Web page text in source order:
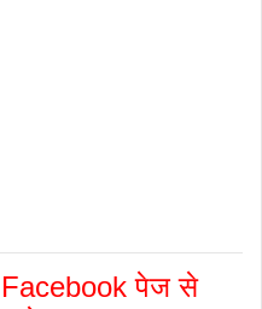
Facebook पेज से